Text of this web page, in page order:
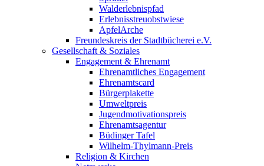
Walderlebnispfad
Erlebnisstreuobstwiese
ApfelArche
Freundeskreis der Stadtbücherei e.V.
Gesellschaft & Soziales
Engagement & Ehrenamt
Ehrenamtliches Engagement
Ehrenamtscard
Bürgerplakette
Umweltpreis
Jugendmotivationspreis
Ehrenamtsagentur
Büdinger Tafel
Wilhelm-Thylmann-Preis
Religion & Kirchen